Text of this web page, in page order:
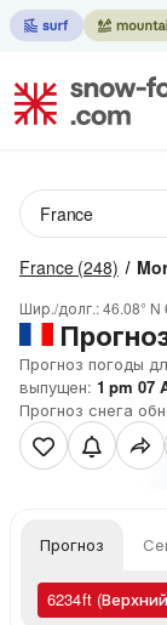
France (248)
Шир./долг.:46.08° N
Прогноз погоды
выпущен: 1 pm 07
Прогноз снега
Прогноз
6234ft